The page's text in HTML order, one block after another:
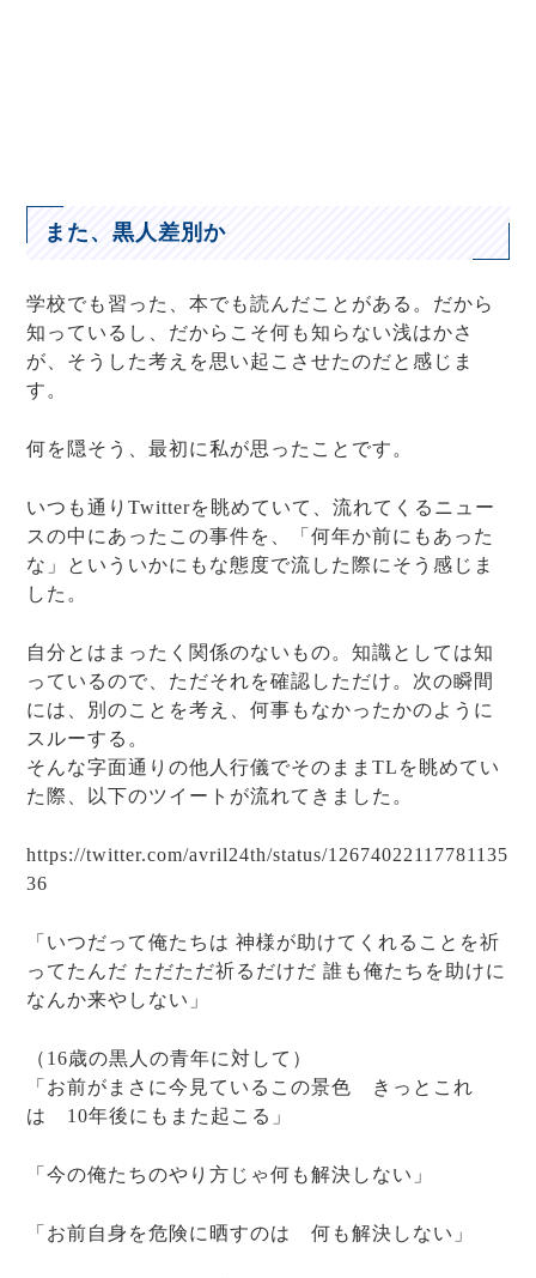
また、黒人差別か
学校でも習った、本でも読んだことがある。だから
知っているし、だからこそ何も知らない浅はかさ
が、そうした考えを思い起こさせたのだと感じま
す。
何を隠そう、最初に私が思ったことです。
いつも通りTwitterを眺めていて、流れてくるニュー
スの中にあったこの事件を、「何年か前にもあった
な」といういかにもな態度で流した際にそう感じま
した。
自分とはまったく関係のないもの。知識としては知
っているので、ただそれを確認しただけ。次の瞬間
には、別のことを考え、何事もなかったかのように
スルーする。
そんな字面通りの他人行儀でそのままTLを眺めてい
た際、以下のツイートが流れてきました。
https://twitter.com/avril24th/status/12674022117781135
36
「いつだって俺たちは 神様が助けてくれることを祈
ってたんだ ただただ祈るだけだ 誰も俺たちを助けに
なんか来やしない」
（16歳の黒人の青年に対して）
「お前がまさに今見ているこの景色 きっとこれ
は 10年後にもまた起こる」
「今の俺たちのやり方じゃ何も解決しない」
「お前自身を危険に晒すのは 何も解決しない」